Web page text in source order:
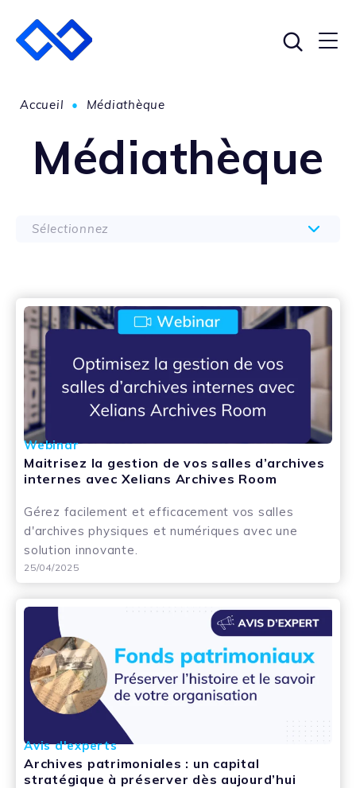
Accueil • Médiathèque
Médiathèque
Sélectionnez
Webinar
Maitrisez la gestion de vos salles d’archives
internes avec Xelians Archives Room
Gérez facilement et efficacement vos salles
d'archives physiques et numériques avec une
solution innovante.
25/04/2025
Avis d'experts
Archives patrimoniales : un capital
stratégique à préserver dès aujourd’hui